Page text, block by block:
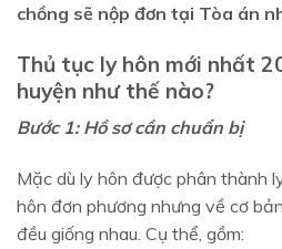
chồng sẽ nộp đơn tại Tòa án
Thủ tục ly hôn mới nhất
huyện như thế nào?
Bước 1: Hồ sơ cần chuẩn bị
Mặc dù ly hôn được phân thành
hôn đơn phương nhưng về cơ
đều giống nhau. Cụ thể, gồm: